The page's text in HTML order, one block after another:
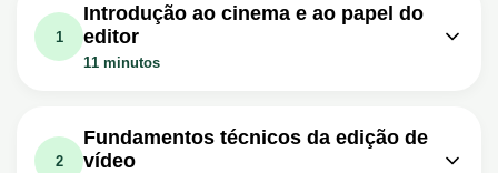
1
Introdução ao cinema e ao papel do
editor
11 minutos
é vídeo? - Fundamentos da Edição
EP01
2
Fundamentos técnicos da edição de
vídeo